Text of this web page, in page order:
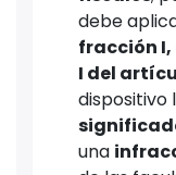
debe
fracción
I del
dispositivo
una